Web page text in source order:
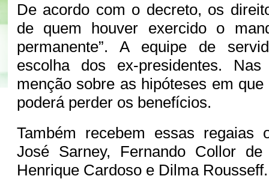
De acordo com o decreto, os
de quem houver exercido o
permanente”. A equipe de
escolha dos ex-presidentes.
menção sobre as hipóteses em
poderá perder os benefícios.
Também recebem essas regaias
José Sarney, Fernando Collor
Henrique Cardoso e Dilma Rousseff.